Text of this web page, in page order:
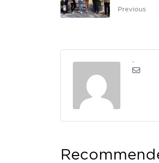
Previous